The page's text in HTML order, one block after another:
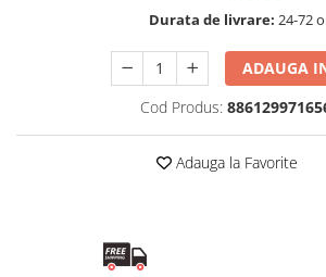
Durata de livrare: 24-72
ADAUGA
Cod Produs:
Adauga la Favorite